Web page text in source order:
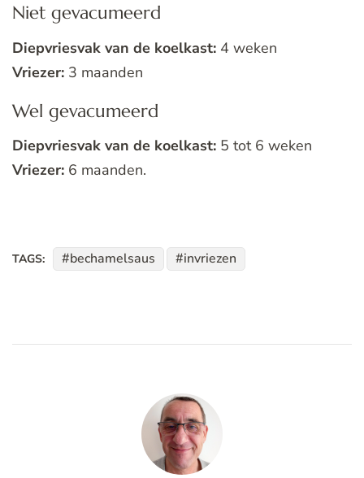
Niet gevacumeerd
Diepvriesvak van de koelkast: 4 weken
Vriezer: 3 maanden
Wel gevacumeerd
Diepvriesvak van de koelkast: 5 tot 6 weken
Vriezer: 6 maanden.
TAGS: bechamelsaus invriezen